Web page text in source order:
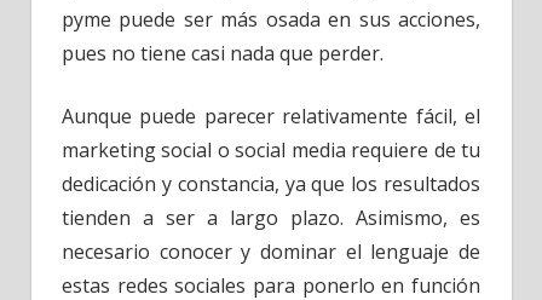
pyme puede ser más osada en sus acciones,
pues no tiene casi nada que perder.
Aunque puede parecer relativamente fácil, el
marketing social o social media requiere de tu
dedicación y constancia, ya que los resultados
tienden a ser a largo plazo. Asimismo, es
necesario conocer y dominar el lenguaje de
estas redes sociales para ponerlo en función